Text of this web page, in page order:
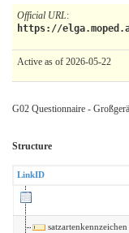
Official URL:
https://
Active as of 2026-05-22
G02 Questionnaire -
Structure
LinkID
satzartenkennzeichen